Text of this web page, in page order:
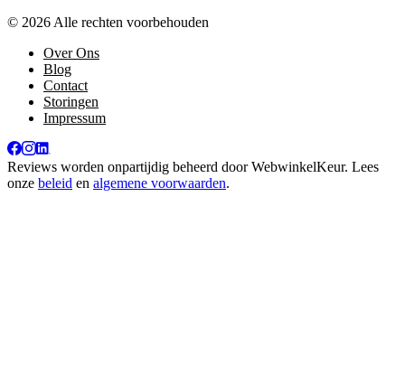
© 2026 Alle rechten voorbehouden
Over Ons
Blog
Contact
Storingen
Impressum
Reviews worden onpartijdig beheerd doorWebwinkelKeur. Lees
onze beleid en algemene voorwaarden.